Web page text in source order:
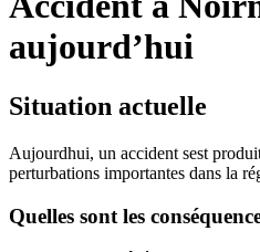
aujourd’hui
Situation actuelle
Aujourdhui, un accident sest
perturbations importantes dans la
Quelles sont les